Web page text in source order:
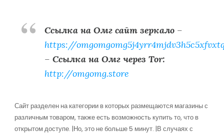
Ссылка на Омг сайт зеркало–
https://
– Ссылка на Омг через Tor:
http://omgomg.store
Сайт разделен на категории в которых размещаются магазины с
различным товаром, также есть возможность купить то, что в
открытом доступе. |Но, это не больше 5 минут. |В случаях с